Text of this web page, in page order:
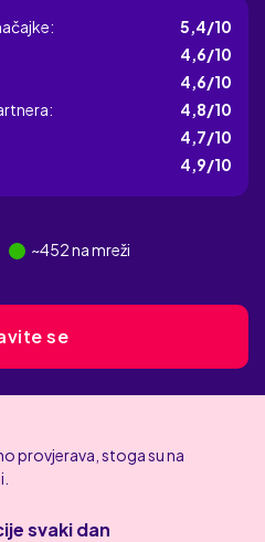
5,4/10
4,6/10
4,6/10
4,8/10
4,7/10
4,9/10
~452na mreži
se
provjerava, stoga su na
svaki dan